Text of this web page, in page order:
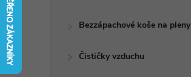
Bezzápachové koše na pleny
Čističky vzduchu